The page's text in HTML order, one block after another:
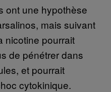
ont une hypothèse
mais suivant
nicotine pourrait
de pénétrer dans
et pourrait
cytokinique.